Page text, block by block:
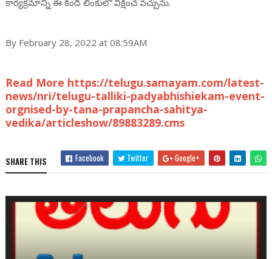
కార్యక్రమాన్ని ఈ కింది లింకులో వీక్షించ వచ్చును.
By February 28, 2022 at 08:59AM
Read More https://telugu.samayam.com/latest-
news/nri/telugu-talliki-padyabhishiekam-event-
orgnised-by-tana-prapancha-sahitya-
vedika/articleshow/89883289.cms
SHARE THIS Facebook Twitter Google+